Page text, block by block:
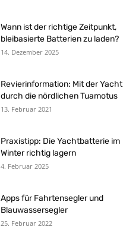
Wann ist der richtige Zeitpunkt,
bleibasierte Batterien zu laden?
14. Dezember 2025
Revierinformation: Mit der Yacht
durch die nördlichen Tuamotus
13. Februar 2021
Praxistipp: Die Yachtbatterie im
Winter richtig lagern
4. Februar 2025
Apps für Fahrtensegler und
Blauwassersegler
25. Februar 2022